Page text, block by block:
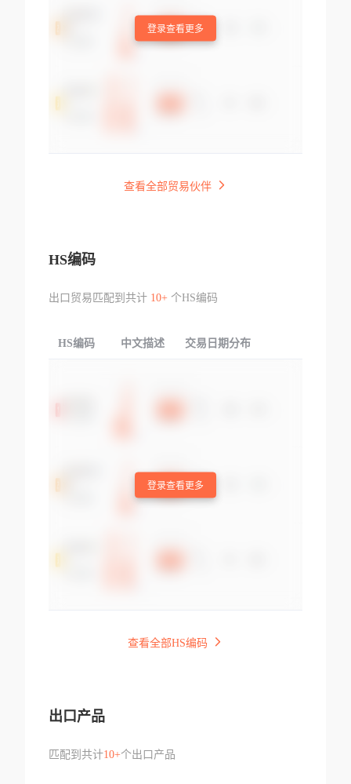
登录查看更多
查看全部贸易伙伴
HS编码
出口贸易匹配到共计 10+个HS编码
HS编码 中文描述 交易日期分布
登录查看更多
查看全部HS编码
出口产品
匹配到共计10+个出口产品